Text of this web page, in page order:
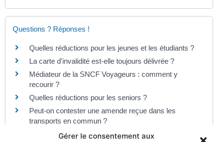
Gérer le consentement aux
Questions ? Réponses !
Quelles réductions pour les jeunes et les étudiants ?
La carte d'invalidité est-elle toujours délivrée ?
Médiateur de la SNCF Voyageurs : comment y
recourir ?
Quelles réductions pour les seniors ?
Peut-on contester une amende reçue dans les
transports en commun ?